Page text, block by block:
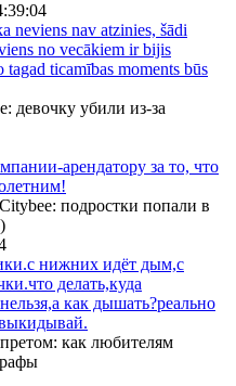
neviens nav atzinies, šādi
no vecākiem ir bijis
ticamības moments būs
девочку убили из-за
арендатору за то, что
подростки попали в
нижних идёт дым,с
делать,куда
как дышать?реально
выкидывай.
как любителям